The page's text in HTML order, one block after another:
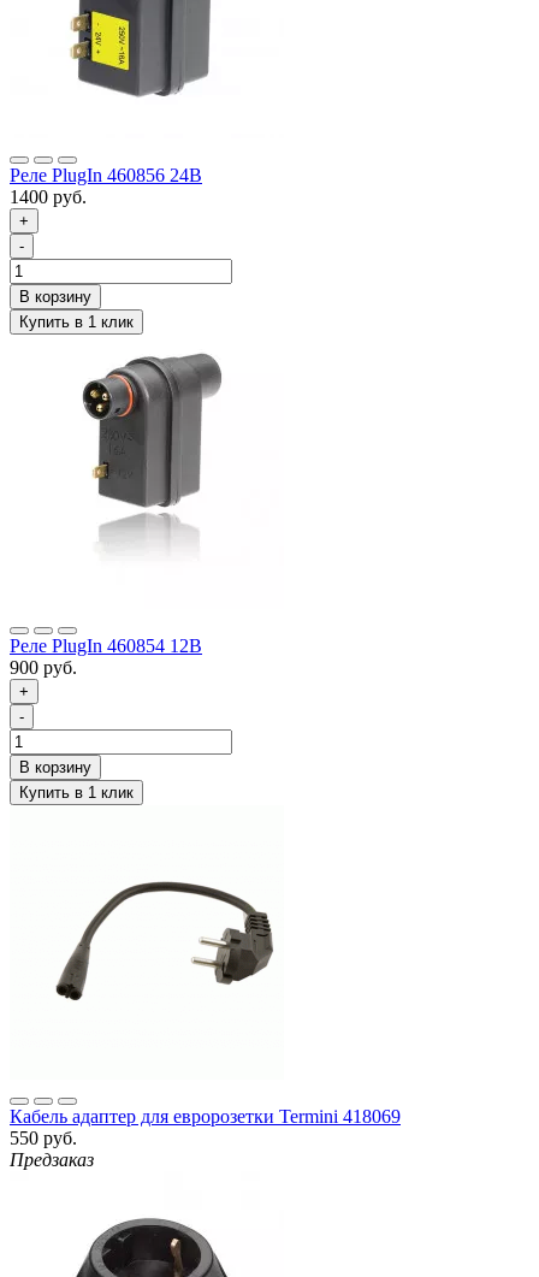
Реле PlugIn 460856 24В
1400 руб.
+
-
Реле PlugIn 460854 12В
900 руб.
+
-
Кабель адаптер для евророзетки Termini 418069
550 руб.
Предзаказ